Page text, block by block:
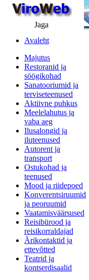
Jaga
Avaleht
Majutus
Restoranid ja
söögikohad
Sanatooriumid ja
terviseteenused
Aktiivne puhkus
Meelelahutus ja
vaba aeg
Ilusalongid ja
iluteenused
Autorent ja
transport
Ostukohad ja
teenused
Mood ja riidepoed
Konverentsiruumid
ja peoruumid
Vaatamisväärsused
Reisibürood ja
reisikorraldajad
Ärikontaktid ja
ettevõtted
Teatrid ja
kontserdisaalid